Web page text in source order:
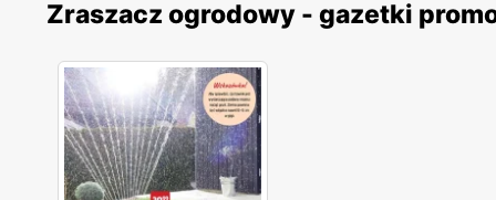
Zraszacz ogrodowy - gazetki